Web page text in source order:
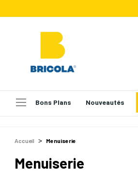
Bons Plans Nouveautés
Accueil Menuiserie
Menuiserie